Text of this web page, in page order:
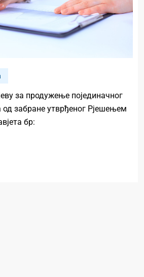
за продужење појединачног
од забране утврђеног Рјешењем
бр: